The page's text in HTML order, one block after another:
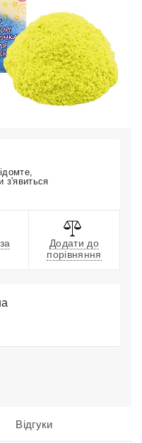
з'явиться
Додати до
порівняння
Відгуки